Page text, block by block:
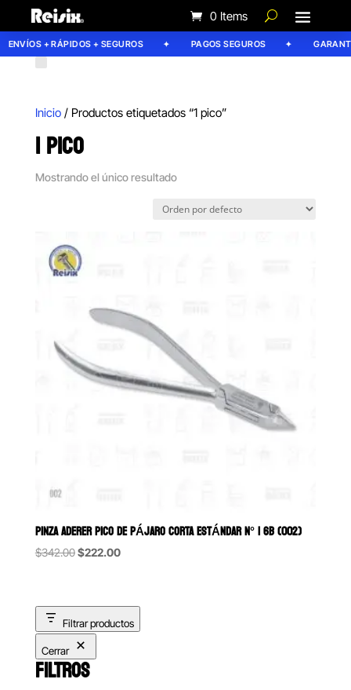
0 Items
ENVÍOS + RÁPIDOS + SEGUROS PAGOS SEGUROS
Inicio/ Productos etiquetados “1 pico”
1 PICO
Mostrando el único resultado
PINZA ADERER PICO DE PÁJARO CORTA ESTÁNDAR N° 1 6B (002)
$342.00Original
$342.00.
$222.00Current
$222.00.
Filtrar productos
Cerrar
FILTROS